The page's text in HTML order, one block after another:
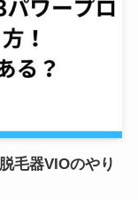
毛器VIOのやり